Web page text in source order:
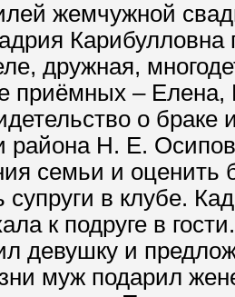
жемчужной
Карибулловна
дружная,
приёмных – Елена,
о браке
района Н. Е.
семьи и оценить
супруги в клубе.
к подруге в
девушку и
муж подарил